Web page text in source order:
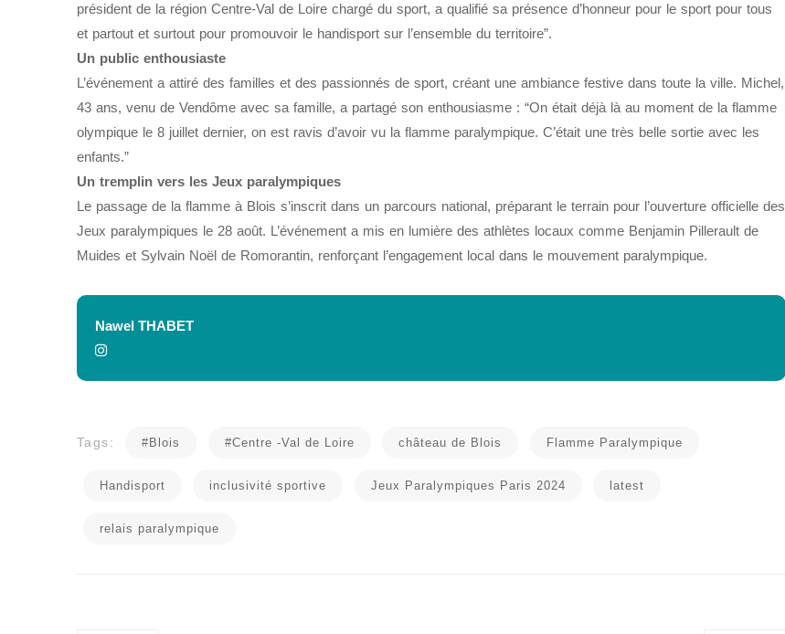
président de la région Centre-Val de Loire chargé du sport, a qualifié sa présence d’honneur pour le sport pour tous
et partout et surtout pour promouvoir le handisport sur l’ensemble du territoire”.
Un public enthousiaste
L’événement a attiré des familles et des passionnés de sport, créant une ambiance festive dans toute la ville. Michel,
43 ans, venu de Vendôme avec sa famille, a partagé son enthousiasme : “On était déjà là au moment de la flamme
olympique le 8 juillet dernier, on est ravis d’avoir vu la flamme paralympique. C’était une très belle sortie avec les
enfants.”
Un tremplin vers les Jeux paralympiques
Le passage de la flamme à Blois s’inscrit dans un parcours national, préparant le terrain pour l’ouverture officielle des
Jeux paralympiques le 28 août. L’événement a mis en lumière des athlètes locaux comme Benjamin Pillerault de
Muides et Sylvain Noël de Romorantin, renforçant l’engagement local dans le mouvement paralympique.
Nawel THABET
Tags: #Blois #Centre -Val de Loire château de Blois Flamme Paralympique
Handisport inclusivité sportive Jeux Paralympiques Paris 2024 latest
relais paralympique